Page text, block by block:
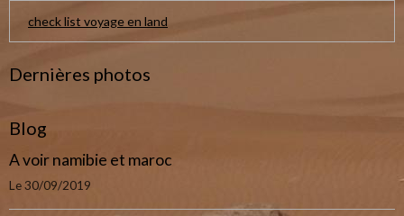
check list voyage en land
Dernières photos
Blog
A voir namibie et maroc
Le 30/09/2019